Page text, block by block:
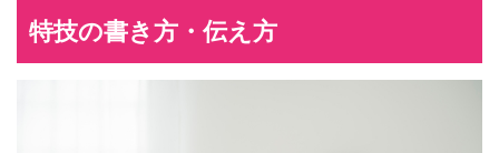
特技の書き方・伝え方